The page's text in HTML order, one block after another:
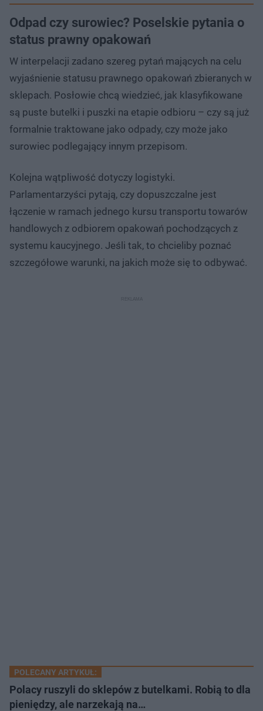
Odpad czy surowiec? Poselskie pytania o
status prawny opakowań
W interpelacji zadano szereg pytań mających na celu
wyjaśnienie statusu prawnego opakowań zbieranych w
sklepach. Posłowie chcą wiedzieć, jak klasyfikowane
są puste butelki i puszki na etapie odbioru – czy są już
formalnie traktowane jako odpady, czy może jako
surowiec podlegający innym przepisom.
Kolejna wątpliwość dotyczy logistyki.
Parlamentarzyści pytają, czy dopuszczalne jest
łączenie w ramach jednego kursu transportu towarów
handlowych z odbiorem opakowań pochodzących z
systemu kaucyjnego. Jeśli tak, to chcieliby poznać
szczegółowe warunki, na jakich może się to odbywać.
POLECANY ARTYKUŁ:
Polacy ruszyli do sklepów z butelkami. Robią to dla
pieniędzy, ale narzekają na…